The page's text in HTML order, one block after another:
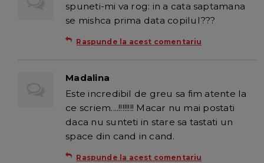
spuneti-mi va rog: in a cata saptamana
se mishca prima data copilul???
Raspunde la acest comentariu
Madalina
Este incredibil de greu sa fim atente la
ce scriem....!!!!!!!! Macar nu mai postati
daca nu sunteti in stare sa tastati un
space din cand in cand.
Raspunde la acest comentariu